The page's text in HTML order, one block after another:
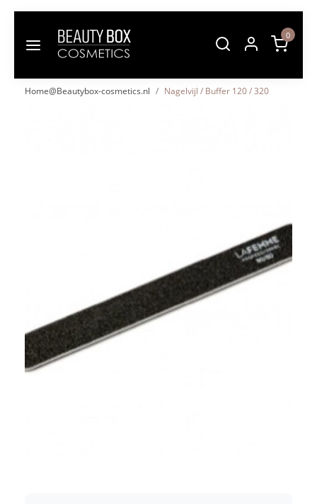
0
Home@Beautybox-cosmetics.nl Nagelvijl / Buffer 120 / 320